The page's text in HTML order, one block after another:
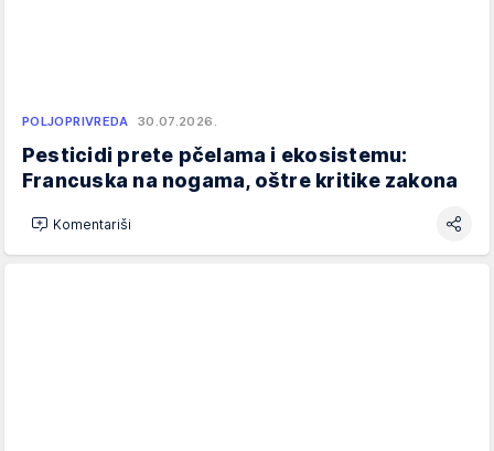
POLJOPRIVREDA 30.07.2026.
Pesticidi prete pčelama i ekosistemu:
Francuska na nogama, oštre kritike zakona
Komentariši